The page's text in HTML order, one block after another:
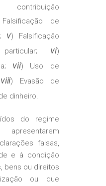
de
v) Falsificação
vi)
vii) Uso de
viii) Evasão de
dinheiro.
do regime
falsas,
e à condição
bens ou direitos
ou que